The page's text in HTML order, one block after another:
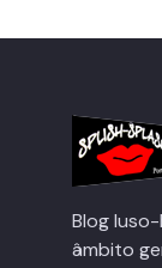
Blog
âmbito